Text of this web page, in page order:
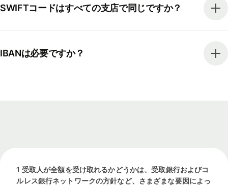
SWIFTコードはすべての支店で同じですか？
IBANは必要ですか？
1 受取人が全額を受け取れるかどうかは、受取銀行およびコ
ルレス銀行ネットワークの方針など、さまざまな要因によっ